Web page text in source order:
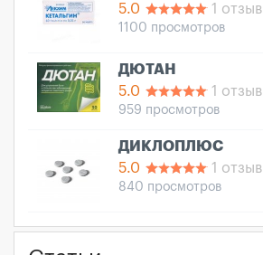
5.0
1 отзыв
1100 просмотров
ДЮТАН
5.0
1 отзыв
959 просмотров
ДИКЛОПЛЮС
5.0
1 отзыв
840 просмотров